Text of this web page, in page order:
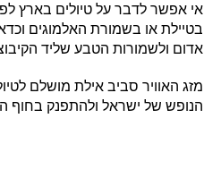
אי אפשר לדבר על טיולים בארץ
בטיילת או בשמורת האלמוגים
אדום ולשמורות הטבע שליד
מזג האוויר סביב אילת מושלם
הנופש של ישראל ולהתפנק בחוף